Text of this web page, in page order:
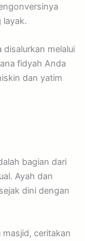
layak.
disalurkan melalui
fidyah Anda
dan yatim
bagian dari
Ayah dan
dini dengan
masjid, ceritakan